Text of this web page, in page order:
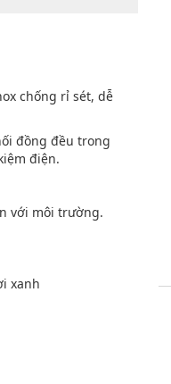
chống rỉ sét, dễ
đồng đều trong
điện.
với môi trường.
xanh